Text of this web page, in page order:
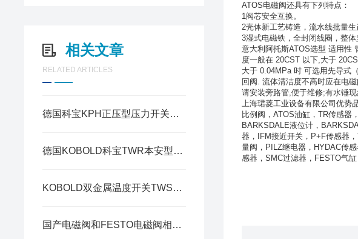
相关文章
RELATED ARTICLES
德国科宝KPH正压型压力开关该如何调节动作压力？
德国KOBOLD科宝TWR本安型与普通款的功能差异
KOBOLD双金属温度开关TWS系列各型号有哪些电气连接方式与防护等级？
国产电磁阀和FESTO电磁阀相比有哪些优势和劣势？
ATOS电磁阀还具有下列特点：
1阀芯安全互换。
2壳体新工艺铸造，流水线批量生
3湿式电磁铁，全封闭线圈，整体
意大利阿托斯ATOS选型 适用性
度一般在20CST 以下,大于
大于0.04MPa 时 可选用先导式
回阀. 流体清洁度不高时应在电
请安装旁路管,便于维修;有水锤
上海珺菱工业设备有限公司优势
比例阀， ATOS油缸， TR传感器，
BARKSDALE液位计，
器，
IFM接近开关， P+F传感器，
量阀， PILZ继电器， HYDAC传感
感器， SMC过滤器， FESTO气缸